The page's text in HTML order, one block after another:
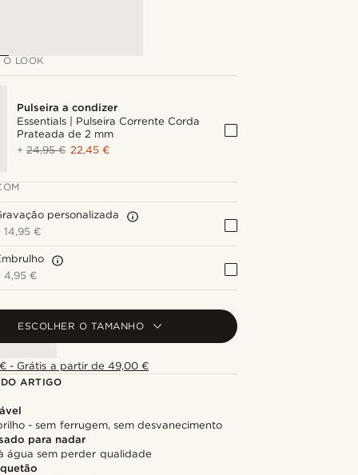
O LOOK
Pulseira a condizer
Essentials | Pulseira Corrente Corda
Prateada de 2 mm
+24,95 € 22,45 €
personalizada
14,95 €
4,95 €
ESCOLHER O TAMANHO
- Grátis a partir de 49,00 €
ARTIGO
- sem ferrugem, sem desvanecimento
para nadar
água sem perder qualidade